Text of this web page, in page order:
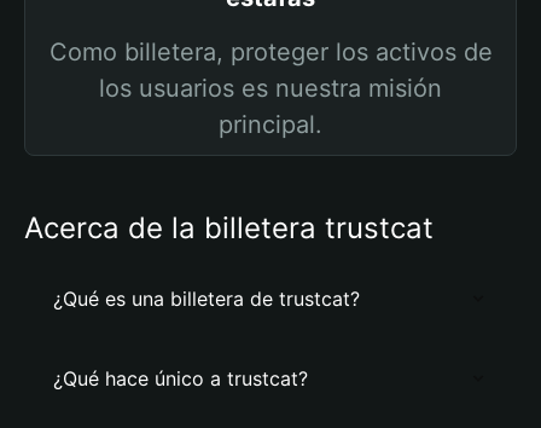
Como billetera, proteger los activos de
los usuarios es nuestra misión
principal.
Acerca de la billetera trustcat
¿Qué es una billetera de trustcat?
¿Qué hace único a trustcat?